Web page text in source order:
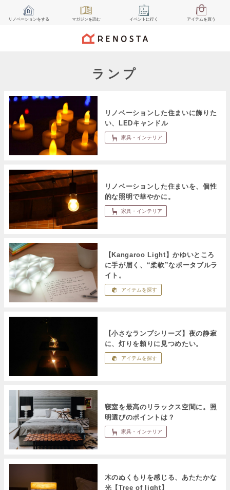
リノベーションをする マガジンを読む イベント に行く アイテムを買う
ランプ
リノベーションした住まいに飾りた
い、LEDキャンドル
家具・インテリア
リノベーションした住まいを、個性
的な照明で華やかに。
家具・インテリア
【Kangaroo Light】かゆいところ
に手が届く、“柔軟”なポータブルラ
イト。
アイテムを探す
【小さなランプシリーズ】夜の静寂
に、灯りを頼りに見つめたい。
アイテムを探す
寝室を最高のリラックス空間に。照
明選びのポイントは？
家具・インテリア
木のぬくもりを感じる、あたたかな
光【Tree of light】